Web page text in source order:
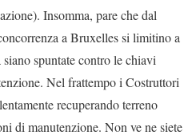
Insomma, pare che dal
a Bruxelles si limitino a
spuntate contro le chiavi
Nel frattempo i Costruttori
recuperando terreno
di manutenzione. Non ve ne siete